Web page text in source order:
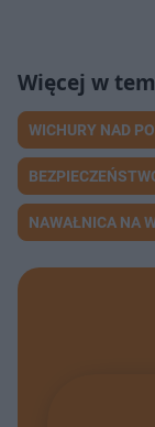
WICHURY NAD
NAWAŁNICA NA